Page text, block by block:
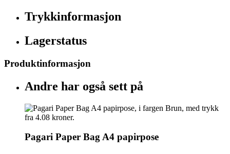
Trykkinformasjon
Lagerstatus
Produktinformasjon
Andre har også sett på
Pagari Paper Bag A4 papirpose